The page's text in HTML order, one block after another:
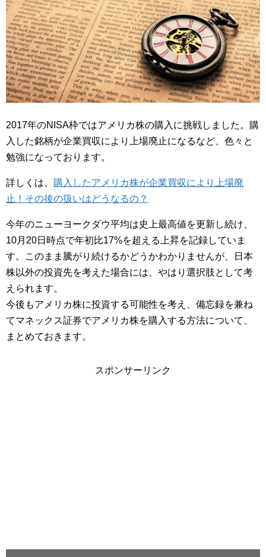
2017年のNISA枠ではアメリカ株の購入に挑戦しました。購
入した銘柄が企業買収により上場廃止になるなど、色々と
勉強になっております。
詳しくは、 購入したアメリカ株が企業買収により上場廃
止！その後の扱いはどうなるの？
今年のニューヨークダウ平均は史上最高値を更新し続け、
10月20日時点で年初比17%を超える上昇を記録していま
す。このまま騰がり続けるかどうかわかりませんが、日本
株以外の投資先を考えた場合には、やはり選択肢として考
えられます。
今後もアメリカ株に投資する可能性を考え、備忘録を兼ね
てマネックス証券でアメリカ株を購入する方法について、
まとめておきます。
スポンサーリンク